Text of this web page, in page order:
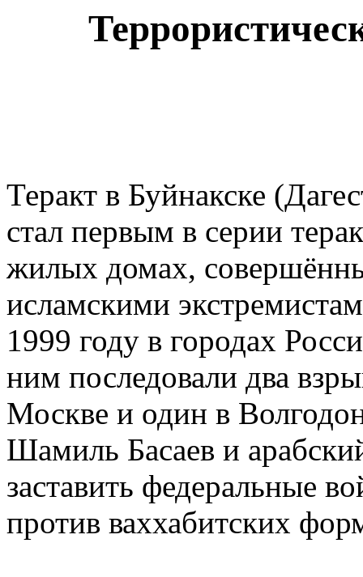
Теракт в Буйнакске
стал первым в серии
жилых домах,
исламскими
1999 году в городах
ним последовали два
Москве и один в
Шамиль Басаев и
заставить федеральные
против ваххабитских